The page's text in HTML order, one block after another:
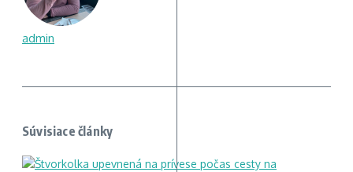
admin
Súvisiace články